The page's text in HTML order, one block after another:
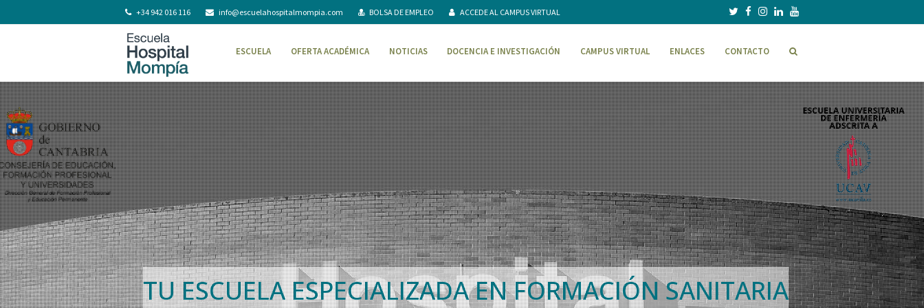
+34 942 016 116 info@escuelahospitalmompia.com BOLSA DE EMPLEO ACCEDE AL CAMPUS VIRTUAL
ESCUELA OFERTA ACADÉMICA NOTICIAS DOCENCIA E INVESTIGACIÓN CAMPUS VIRTUAL ENLACES CONTACTO
TU ESCUELA ESPECIALIZADA EN FORMACIÓN SANITARIA